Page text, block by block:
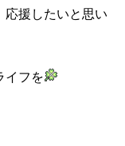
応援したいと思い
イフを